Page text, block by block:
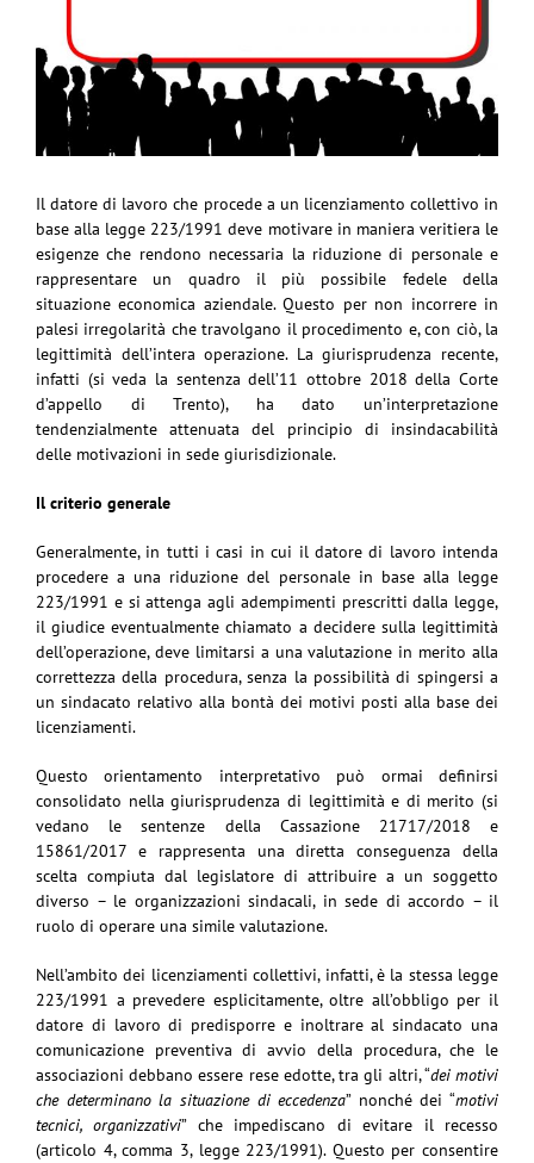
Il datore di lavoro che procede a un licenziamento collettivo in
base alla legge 223/1991 deve motivare in maniera veritiera le
esigenze che rendono necessaria la riduzione di personale e
rappresentare un quadro il più possibile fedele della
situazione economica aziendale. Questo per non incorrere in
palesi irregolarità che travolgano il procedimento e, con ciò, la
legittimità dell’intera operazione. La giurisprudenza recente,
infatti (si veda la sentenza dell’11 ottobre 2018 della Corte
d’appello di Trento), ha dato un’interpretazione
tendenzialmente attenuata del principio di insindacabilità
delle motivazioni in sede giurisdizionale.
Il criterio generale
Generalmente, in tutti i casi in cui il datore di lavoro intenda
procedere a una riduzione del personale in base alla legge
223/1991 e si attenga agli adempimenti prescritti dalla legge,
il giudice eventualmente chiamato a decidere sulla legittimità
dell’operazione, deve limitarsi a una valutazione in merito alla
correttezza della procedura, senza la possibilità di spingersi a
un sindacato relativo alla bontà dei motivi posti alla base dei
licenziamenti.
Questo orientamento interpretativo può ormai definirsi
consolidato nella giurisprudenza di legittimità e di merito (si
vedano le sentenze della Cassazione 21717/2018 e
15861/2017 e rappresenta una diretta conseguenza della
scelta compiuta dal legislatore di attribuire a un soggetto
diverso – le organizzazioni sindacali, in sede di accordo – il
ruolo di operare una simile valutazione.
Nell’ambito dei licenziamenti collettivi, infatti, è la stessa legge
223/1991 a prevedere esplicitamente, oltre all’obbligo per il
datore di lavoro di predisporre e inoltrare al sindacato una
comunicazione preventiva di avvio della procedura, che le
associazioni debbano essere rese edotte, tra gli altri, “dei motivi
che determinano la situazione di eccedenza” nonché dei “motivi
tecnici, organizzativi” che impediscano di evitare il recesso
(articolo 4, comma 3, legge 223/1991). Questo per consentire